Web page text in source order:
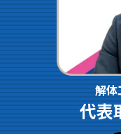
解体
代表